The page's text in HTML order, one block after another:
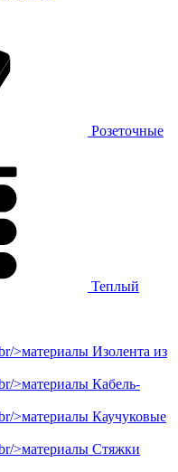
Розеточные
Теплый
Изолента из
Кабель-
Каучуковые
Стяжки